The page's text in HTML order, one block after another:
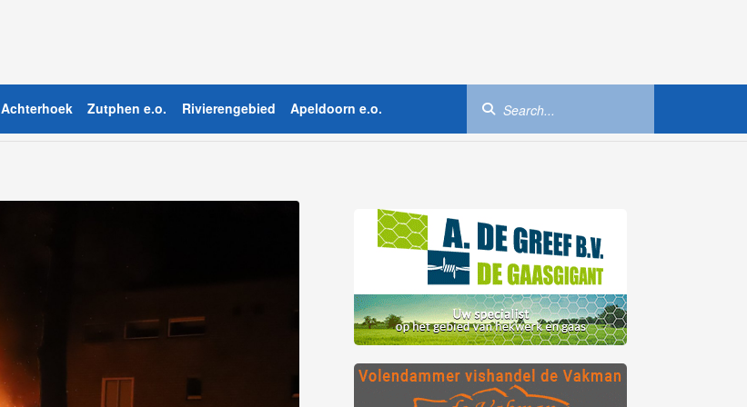
Achterhoek Zutphen e.o. Rivierengebied Apeldoorn e.o.